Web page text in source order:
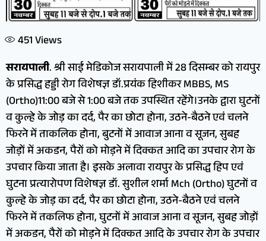
451Views
सरायपाली. श्री साई मेडिकोज सरायपाली में 28 दिसम्बर को रायपुर
के प्रसिद्ध हड्डी रोग विशेषज्ञ डॉ.प्रयंक हिशीकर MBBS, MS
(Ortho)11:00 बजे से 1:00 बजे तक उपस्थित रहेंगे।उनके द्वारा घुटनों
व कुल्हे के जोड़ का दर्द, पैर का छोटा होना, उठने-बैठने एवं चलने
फिरने में ताकलिक होना, बुटनों में आवाज आना व सूजन, सुबह
जोड़ों में अकडन, पैरों को मोड़ने में दिक्कत आदि का उपचार रोग के
उपचार किया जाता है। इसके अलावा रायपुर के प्रसिद्ध हिप एवं
घुटना प्रत्यारोपण विशेषज्ञ डॉ. सुशील शर्मा Mch (Ortho) घुटनों व
कुल्हे के जोड़ का दर्द, पैर का छोटा होना, उठने-बैठने एवं चलने
फिरने में तकलिफ होना, घुटनों में आवाज आना व सूजन, सुबह जोड़ों
में अकडन, पैरों को मोड़ने में दिक्कत आदि के उपचार रोग के उपचार